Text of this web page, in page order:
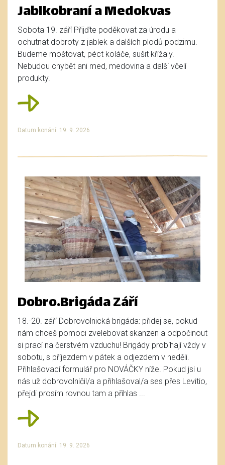
Jablkobraní a Medokvas
Sobota 19. září Přijďte poděkovat za úrodu a
ochutnat dobroty z jablek a dalších plodů podzimu.
Budeme moštovat, péct koláče, sušit křížaly.
Nebudou chybět ani med, medovina a další včelí
produkty.
Datum konání: 19. 9. 2026
Dobro.Brigáda Září
18.-20. září Dobrovolnická brigáda: přidej se, pokud
nám chceš pomoci zvelebovat skanzen a odpočinout
si prací na čerstvém vzduchu! Brigády probíhají vždy v
sobotu, s příjezdem v pátek a odjezdem v neděli.
Přihlašovací formulář pro NOVÁČKY níže. Pokud jsi u
nás už dobrovolničil/a a přihlašoval/a ses přes Levitio,
přejdi prosím rovnou tam a přihlas ...
Datum konání: 19. 9. 2026